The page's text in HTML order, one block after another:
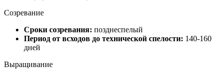
Созревание
Сроки созревания: позднеспелый
Период от всходов до технической спелости: 140-160
дней
Выращивание